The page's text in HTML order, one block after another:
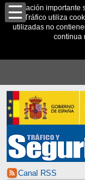
Información
de Tráfico utiliza
utilizadas no
continua
Canal RSS